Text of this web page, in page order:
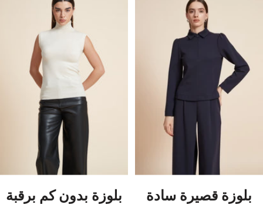
د
بلوزة قصيرة سادة
بلوزة بدون كم برقبة